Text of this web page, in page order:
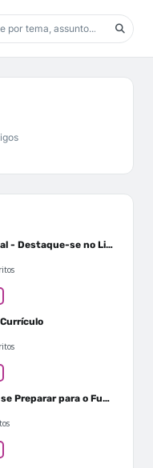
Autoridade Digital - Destaque-se no Linkedin
Nova Era - Como se Preparar para o Futuro